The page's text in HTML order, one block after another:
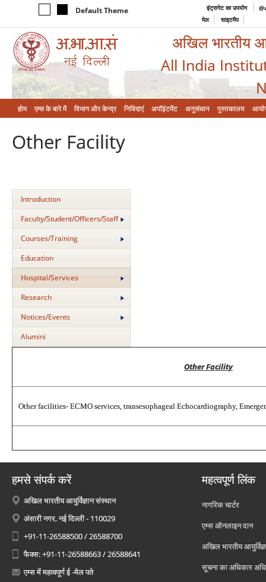
Default Theme इंट्रानेट का उपयोग
मेल
साइटमैप
अखिल भारतीय
All India
होम एम्‍स के बारे में विभाग और केन्‍द्र निविदाएं अपॉइंटमेंट अनुसंधान पुस्तकालय
Other Facility
Introduction
Faculty/Student/Officers/Staff
Courses/Training
Education
Hospital/Services
Research
Notices/Events
Alumini
Other Facility
Other facilities- ECMO services, transesophageal Echocardiography,
हमसे संपर्क करें
अखिल भारतीय आयुर्विज्ञान संस्थान
अंसारी नगर, नई दिल्ली - 110029
+91-11-26588500 / 26588700
फैक्स: +91-11-26588663 / 26588641
एम्स में महत्वपूर्ण ई -मेल पते
महत्वपूर्ण लिंक
नागरिक चार्टर
एम्स ऑनलाइन दान
अखिल भारतीय
सूचना का अधिकार